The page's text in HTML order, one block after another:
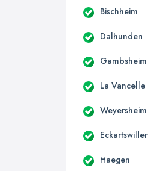
Bischheim
Dalhunden
Gambsheim
La Vancelle
Weyersheim
Eckartswiller
Haegen